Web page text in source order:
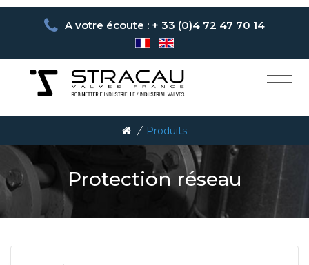
A votre écoute : + 33 (0)4 72 47 70 14
/ Produits
Protection réseau